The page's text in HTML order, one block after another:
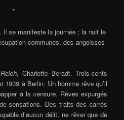
*
Il se manifeste la journée ; la nuit le
communes, des angoisses
, Charlotte Beradt. Trois-cents
1939 à Berlin. Un homme rêve qu’il
à la censure. Rêves expurgés
sensations. Des traits des carrés
d’aucun délit, ne rêver que de